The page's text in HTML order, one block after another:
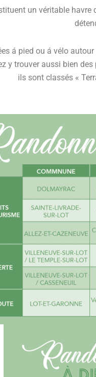
un véritable
á pied ou á vélo
y trouver aussi bien
ils sont classés «